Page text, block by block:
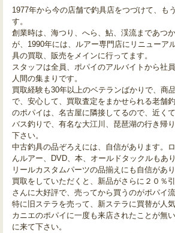
1977年から今の店舗で釣具店をつづけて、も
す。
創業時は、海つり、へら、鮎、渓流まであつ
が、1990年には、ルアー専門店にリニューア
具の買取、販売をメインに行ってます。
スタッフは全員、ポパイのアルバイトから社
人間の集まりです。
買取経験も30年以上のベテランばかりで、商
で、安心して、買取査定をまかせられる老舗
のポパイは、名古屋に隣接してるので、近くて
バス釣りで、有名な大江川、琵琶湖の行き帰
下さい。
中古釣具の品ぞろえには、自信があります。
んルアー、DVD、本、オールドタックルもあり
リールカスタムパーツの品揃えにも自信があり
買取をしていただくと、新品がさらに２０％
さんに大好評で、売ってから買うのがポパイ
特に旧ステラを売って、新ステラに買替が人気
カニエのポパイに一度も来店されたことが無
に来て下さい。